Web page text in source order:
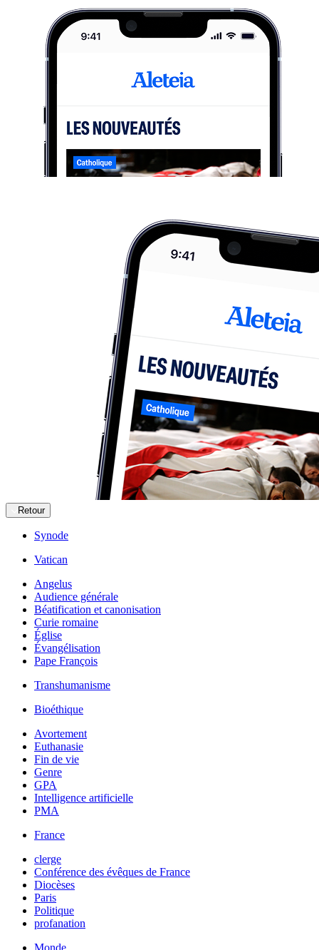
Retour
Synode
Vatican
Angelus
Audience générale
Béatification et canonisation
Curie romaine
Église
Évangélisation
Pape François
Transhumanisme
Bioéthique
Avortement
Euthanasie
Fin de vie
Genre
GPA
Intelligence artificielle
PMA
France
clerge
Conférence des évêques de France
Diocèses
Paris
Politique
profanation
Monde